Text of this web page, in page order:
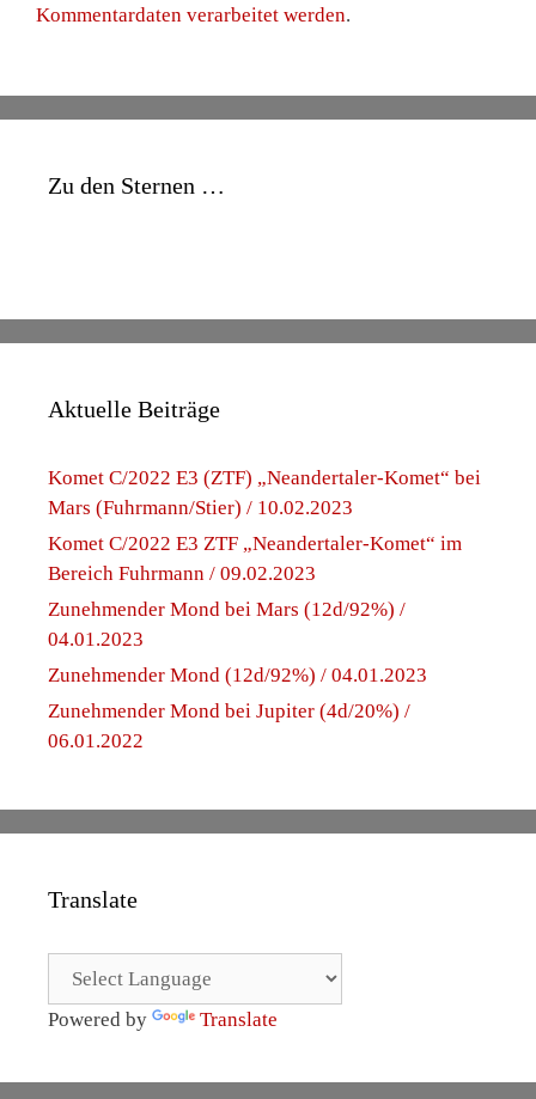
Kommentardaten verarbeitet werden.
Zu den Sternen …
Aktuelle Beiträge
Komet C/2022 E3 (ZTF) „Neandertaler-Komet“ bei
Mars (Fuhrmann/Stier) / 10.02.2023
Komet C/2022 E3 ZTF „Neandertaler-Komet“ im
Bereich Fuhrmann / 09.02.2023
Zunehmender Mond bei Mars (12d/92%) /
04.01.2023
Zunehmender Mond (12d/92%) / 04.01.2023
Zunehmender Mond bei Jupiter (4d/20%) /
06.01.2022
Translate
Powered by Translate